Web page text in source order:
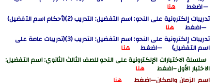
—اضغط هنا
تدريبات إلكترونية على النحو: اسم التفضيل: التدريب (2)(أحكام اسم التفضيل)
—اضغط هنا
تدريبات إلكترونية على النحو: اسم التفضيل: التدريب (3)(تدريبات عامة على
اسم التفضيل) —اضغطهنا
سلسلة الاختبارات الإلكترونية على النحو للصف الثالث الثانوي: اسم التفضيل:
الاختبار الأول–اضغطهنا
اسم الزمان والمكان—اضغط
هنا